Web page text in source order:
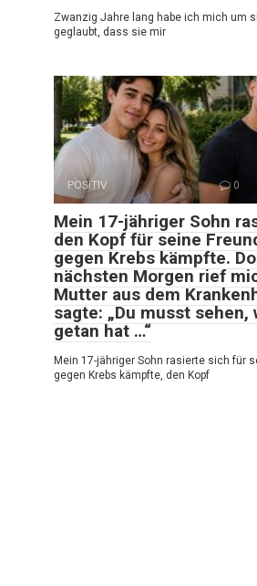
Zwanzig Jahre lang habe ich mich um
geglaubt, dass sie mir
POSITIV 0
Mein 17-jähriger Sohn
den Kopf für seine
gegen Krebs kämpfte.
nächsten Morgen rief
Mutter aus dem
sagte: „Du musst sehen,
getan hat …“
Mein 17-jähriger Sohn rasierte sich für
gegen Krebs kämpfte, den Kopf